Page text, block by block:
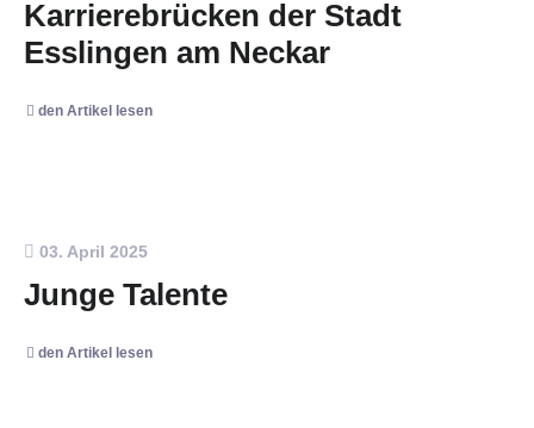
Karrierebrücken der Stadt
Esslingen am Neckar
den Artikel lesen
03. April 2025
Junge Talente
den Artikel lesen